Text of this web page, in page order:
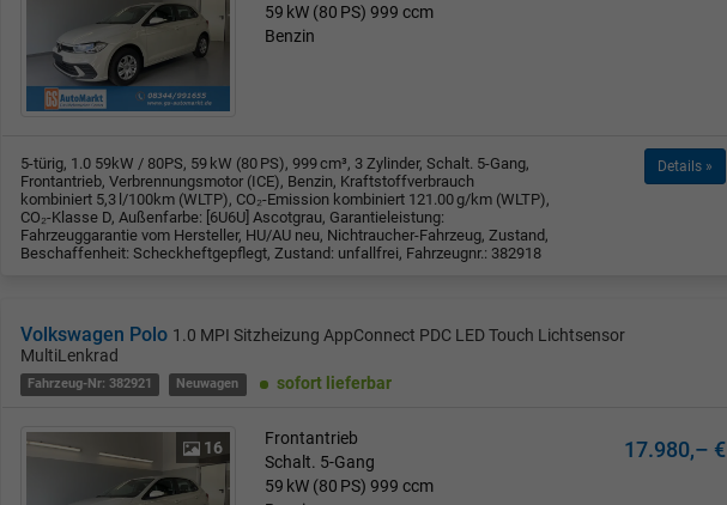
59 kW (80 PS) 999 ccm
Benzin
5-türig, 1.0 59kW / 80PS, 59 kW (80 PS), 999 cm³, 3 Zylinder, Schalt. 5-Gang,
Frontantrieb, Verbrennungsmotor (ICE), Benzin, Kraftstoffverbrauch
kombiniert 5,3 l/100km (WLTP), CO₂-Emission kombiniert 121.00 g/km (WLTP),
CO₂-Klasse D, Außenfarbe: [6U6U] Ascotgrau, Garantieleistung:
Fahrzeuggarantie vom Hersteller, HU/AU neu, Nichtraucher-Fahrzeug, Zustand,
Beschaffenheit: Scheckheftgepflegt, Zustand: unfallfrei, Fahrzeugnr.: 382918
Details »
Volkswagen Polo 1.0 MPI Sitzheizung AppConnect PDC LED Touch Lichtsensor
MultiLenkrad
Fahrzeug-Nr: 382921 Neuwagen sofort lieferbar
16
Frontantrieb
Schalt. 5-Gang
59 kW (80 PS) 999 ccm
17.980,– €